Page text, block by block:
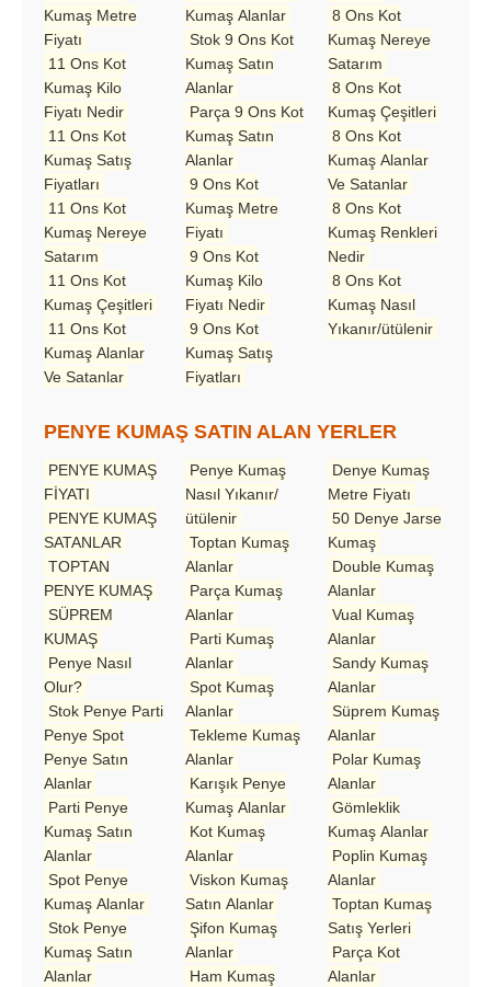
Kumaş Metre
Fiyatı
11 Ons Kot
Kumaş Kilo
Fiyatı Nedir
11 Ons Kot
Kumaş Satış
Fiyatları
11 Ons Kot
Kumaş Nereye
Satarım
11 Ons Kot
Kumaş Çeşitleri
11 Ons Kot
Kumaş Alanlar
Ve Satanlar
Kumaş Alanlar
Stok 9 Ons Kot
Kumaş Satın
Alanlar
Parça 9 Ons Kot
Kumaş Satın
Alanlar
9 Ons Kot
Kumaş Metre
Fiyatı
9 Ons Kot
Kumaş Kilo
Fiyatı Nedir
9 Ons Kot
Kumaş Satış
Fiyatları
8 Ons Kot
Kumaş Nereye
Satarım
8 Ons Kot
Kumaş Çeşitleri
8 Ons Kot
Kumaş Alanlar
Ve Satanlar
8 Ons Kot
Kumaş Renkleri
Nedir
8 Ons Kot
Kumaş Nasıl
Yıkanır/ütülenir
PENYE KUMAŞ SATIN ALAN YERLER
PENYE KUMAŞ
FİYATI
PENYE KUMAŞ
SATANLAR
TOPTAN
PENYE KUMAŞ
SÜPREM
KUMAŞ
Penye Nasıl
Olur?
Stok Penye Parti
Penye Spot
Penye Satın
Alanlar
Parti Penye
Kumaş Satın
Alanlar
Spot Penye
Kumaş Alanlar
Stok Penye
Kumaş Satın
Alanlar
Penye Kumaş
Nasıl Yıkanır/
ütülenir
Toptan Kumaş
Alanlar
Parça Kumaş
Alanlar
Parti Kumaş
Alanlar
Spot Kumaş
Alanlar
Tekleme Kumaş
Alanlar
Karışık Penye
Kumaş Alanlar
Kot Kumaş
Alanlar
Viskon Kumaş
Satın Alanlar
Şifon Kumaş
Alanlar
Ham Kumaş
Denye Kumaş
Metre Fiyatı
50 Denye Jarse
Kumaş
Double Kumaş
Alanlar
Vual Kumaş
Alanlar
Sandy Kumaş
Alanlar
Süprem Kumaş
Alanlar
Polar Kumaş
Alanlar
Gömleklik
Kumaş Alanlar
Poplin Kumaş
Alanlar
Toptan Kumaş
Satış Yerleri
Parça Kot
Alanlar